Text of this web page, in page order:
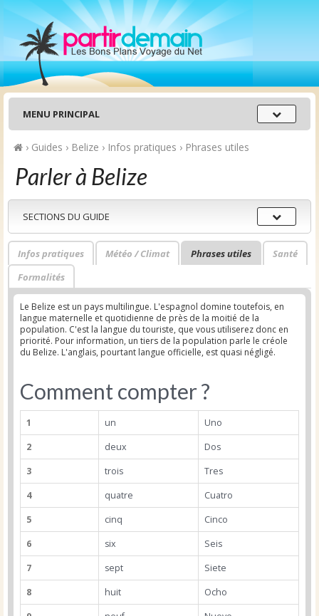
Menu
principal
MENU PRINCIPAL
› Guides › Belize › Infos pratiques › Phrases utiles
Parler à Belize
Sections
du
guide
SECTIONS DU GUIDE
Infos pratiques Météo / Climat Phrases utiles
Santé
Formalités
Le Belize est un pays multilingue. L'espagnol domine toutefois, en
langue maternelle et quotidienne de près de la moitié de la
population. C'est la langue du touriste, que vous utiliserez donc en
priorité. Pour information, un tiers de la population parle le créole
du Belize. L'anglais, pourtant langue officielle, est quasi négligé.
Comment compter ?
1 un
Uno
2
deux
Dos
3
trois
Tres
4
quatre
Cuatro
5
cinq
Cinco
6
six
Seis
7
sept
Siete
8
huit
Ocho